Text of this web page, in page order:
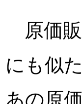
原価販
にも似
あの原